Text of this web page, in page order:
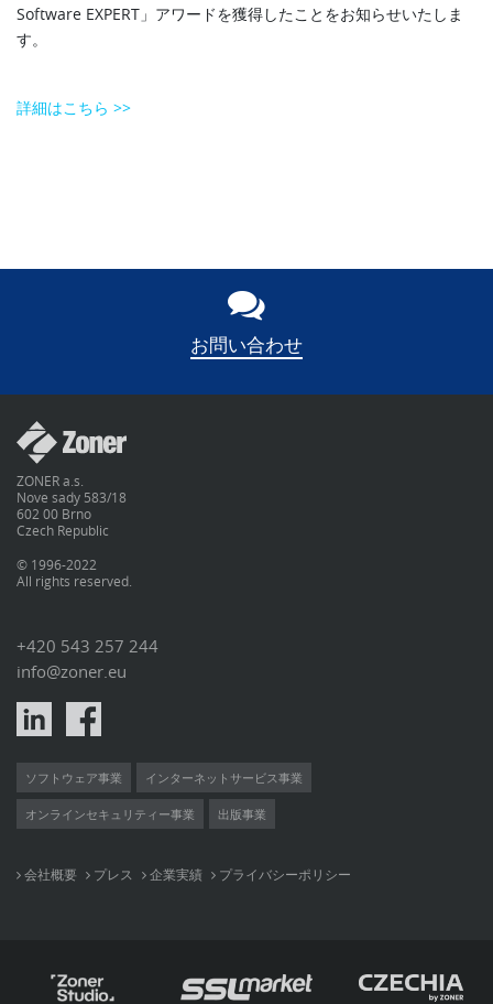
Software EXPERT」アワードを獲得したことをお知らせいたしま
す。
詳細はこちら >>
お問い合わせ
ZONER a.s.
Nove sady 583/18
602 00 Brno
Czech Republic
© 1996-2022
All rights reserved.
+420 543 257 244
info@zoner.eu
ソフトウェア事業 インターネットサービス事業
オンラインセキュリティー事業 出版事業
会社概要 プレス 企業実績 プライバシーポリシー